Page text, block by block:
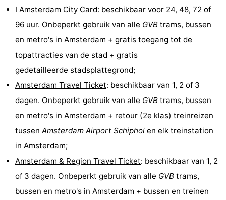
Wandelen
Amusement
Nachtleven
Eten
drinken
Winkelen
Markten
Warenhuizen
Evenementen
Uitgelicht
Grachtengordel
I Amsterdam City Card: beschikbaar voor 24, 48, 72 of
96 uur. Onbeperkt gebruik van alle GVB trams, bussen
en metro's in Amsterdam + gratis toegang tot de
topattracties van de stad + gratis
gedetailleerde stadsplattegrond;
Amsterdam Travel Ticket: beschikbaar van 1, 2 of 3
dagen. Onbeperkt gebruik van alle GVB trams, bussen
en metro's in Amsterdam + retour (2e klas) treinreizen
tussen Amsterdam Airport Schiphol en elk treinstation
in Amsterdam;
Amsterdam & Region Travel Ticket: beschikbaar van 1, 2
of 3 dagen. Onbeperkt gebruik van alle GVB trams,
bussen en metro's in Amsterdam + bussen en treinen